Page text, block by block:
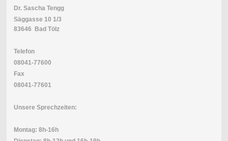
Dr. Sascha Tengg
Säggasse 10 1/3
83646 Bad Tölz
Telefon
08041-77600
Fax
08041-77601
Unsere Sprechzeiten:
Montag: 8h-16h